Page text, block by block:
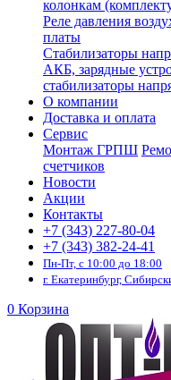
колонкам
Реле давления
платы
Стабилизаторы
АКБ, зарядные
стабилизаторы
О компании
Доставка и оплата
Сервис
Монтаж ГРПШ
счетчиков
Новости
Акции
Контакты
+7 (343) 227-80-04
+7 (343) 382-24-41
Пн-Пт, с 10:00 до 18:00
г. Екатеринбург,
0 Корзина